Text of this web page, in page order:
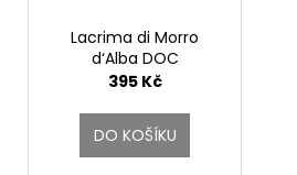
Lacrima di Morro
d‘Alba DOC
Velenosi
395 Kč
DO KOŠÍKU